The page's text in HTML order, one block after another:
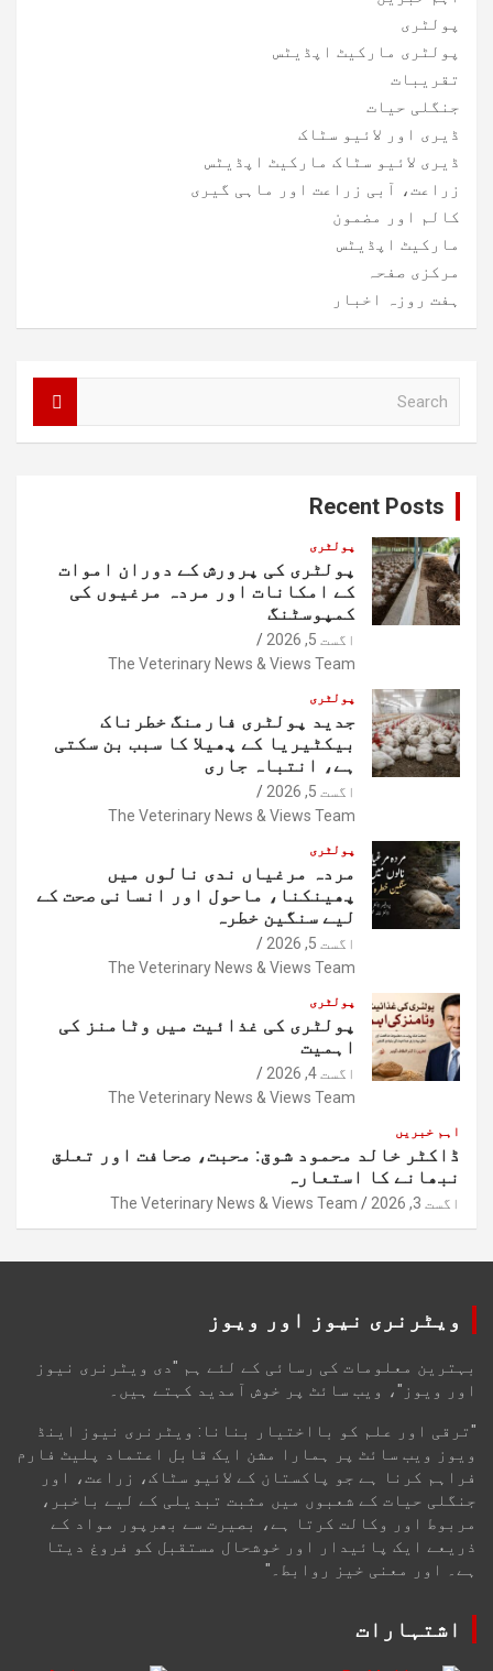
پولٹری
پولٹری مارکیٹ اپڈیٹس
تقریبات
جنگلی حیات
ڈیری اور لائیو سٹاک
ڈیری لائیو سٹاک مارکیٹ اپڈیٹس
زراعت، آبی زراعت اور ماہی گیری
کالم اور مضمون
مارکیٹ اپڈیٹس
مرکزی صفحہ
ہفت روزہ اخبار
Recent Posts
پولٹری
پولٹری کی پرورش کے دوران اموات
کے امکانات اور مردہ مرغیوں کی
کمپوسٹنگ
اگست 5, 2026
The Veterinary News & Views Team
پولٹری
جدید پولٹری فارمنگ خطرناک
بیکٹیریا کے پھیلا کا سبب بن سکتی
ہے، انتباہ جاری
اگست 5, 2026
The Veterinary News & Views Team
پولٹری
مردہ مرغیاں ندی نالوں میں
پھینکنا، ماحول اور انسانی صحت کے
لیے سنگین خطرہ
اگست 5, 2026
The Veterinary News & Views Team
پولٹری
پولٹری کی غذائیت میں وٹامنز کی
اہمیت
اگست 4, 2026
The Veterinary News & Views Team
اہم خبریں
ڈاکٹر خالد محمود شوق: محبت، صحافت اور تعلق
نبھانے کا استعارہ
اگست 3, 2026 The Veterinary News & Views Team
ویٹرنری نیوز اور ویوز
بہترین معلومات کی رسائی کے لئے ہم "دی ویٹرنری نیوز
اور ویوز"، ویب سائٹ پر خوش آمدید کہتے ہیں۔
"ترقی اور علم کو بااختیار بنانا: ویٹرنری نیوز اینڈ
ویوز ویب سائٹ پر ہمارا مشن ایک قابل اعتماد پلیٹ فارم
فراہم کرنا ہے جو پاکستان کے لائیو سٹاک، زراعت، اور
جنگلی حیات کے شعبوں میں مثبت تبدیلی کے لیے باخبر،
مربوط اور وکالت کرتا ہے، بصیرت سے بھرپور مواد کے
ذریعے ایک پائیدار اور خوشحال مستقبل کو فروغ دیتا
ہے۔ اور معنی خیز روابط۔"
اشتہارات